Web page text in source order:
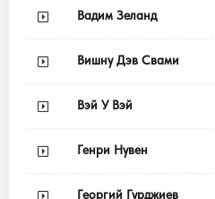
Вадим Зеланд
Вишну Дэв Свами
Вэй У Вэй
Генри Нувен
Георгий Гурджиев